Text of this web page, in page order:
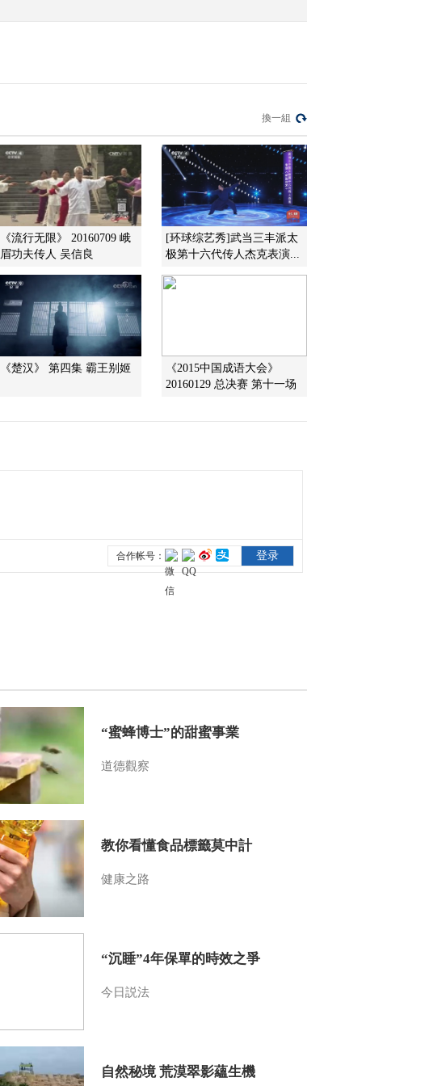
換一組
《流行无限》 20160709 峨
眉功夫传人 吴信良
[环球综艺秀]武当三丰派太
极第十六代传人杰克表演...
《楚汉》 第四集 霸王别姬
《2015中国成语大会》
20160129 总决赛 第十一场
“蜜蜂博士”的甜蜜事業
道德觀察
教你看懂食品標籤莫中計
健康之路
“沉睡”4年保單的時效之爭
今日説法
自然秘境 荒漠翠影蘊生機